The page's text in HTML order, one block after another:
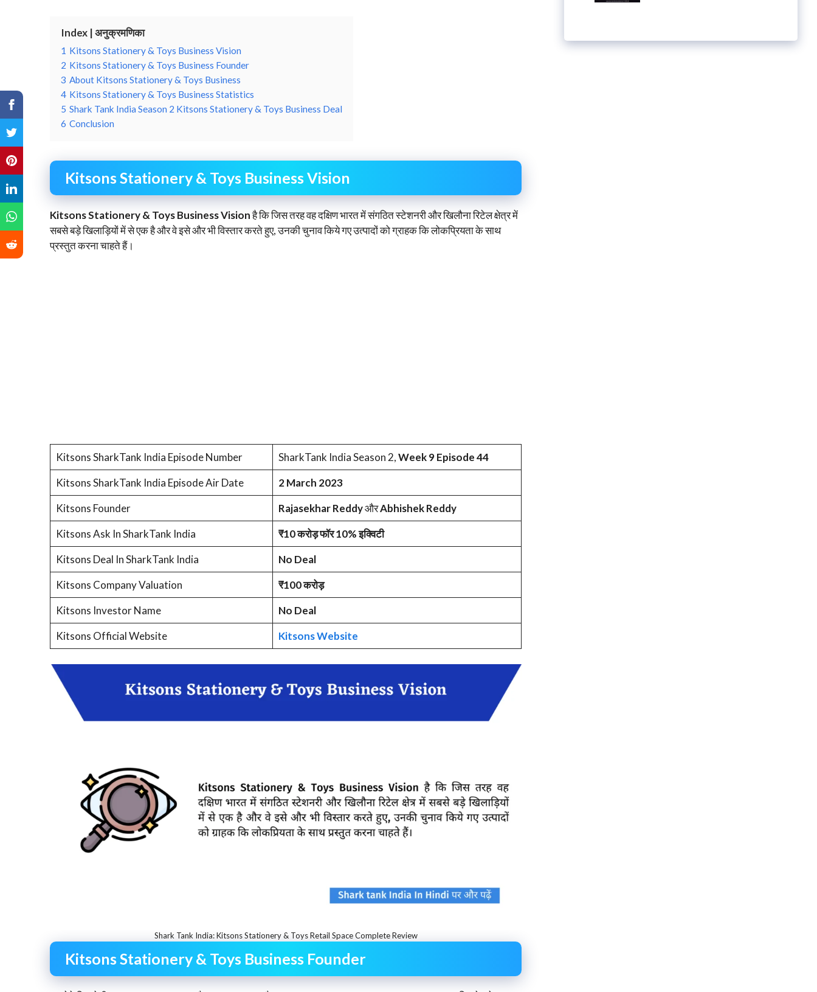
Index | अनुक्रमणिका
1 Kitsons Stationery & Toys Business Vision
2 Kitsons Stationery & Toys Business Founder
3 About Kitsons Stationery & Toys Business
4 Kitsons Stationery & Toys Business Statistics
5 Shark Tank India Season 2 Kitsons Stationery & Toys Business Deal
6 Conclusion
Kitsons Stationery & Toys Business Vision
Kitsons Stationery & Toys Business Visionहै कि जिस तरह वह दक्षिण भारत में संगठित स्टेशनरी और खिलौना रिटेल क्षेत्र में
सबसे बड़े खिलाड़ियों में से एक है और वे इसे और भी विस्तार करते हुए, उनकी चुनाव किये गए उत्पादों को ग्राहक कि लोकप्रियता के साथ
प्रस्तुत करना चाहते हैं।
Kitsons SharkTank India Episode Number SharkTank India Season 2,Week 9 Episode 44
Kitsons SharkTank India Episode Air Date
2 March 2023
Kitsons Founder
Rajasekhar ReddyऔरAbhishek Reddy
Kitsons Ask In SharkTank India
₹10 करोड़ फॉर 10% इक्विटी
Kitsons Deal In SharkTank India
No Deal
Kitsons Company Valuation
₹100 करोड़
Kitsons Investor Name
No Deal
Kitsons Official Website
Kitsons Website
Shark Tank India: Kitsons Stationery & Toys Retail Space Complete Review
Kitsons Stationery & Toys Business Founder